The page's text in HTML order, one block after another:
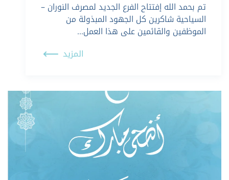
تم بحمد الله إفتتاح الفرع الجديد لمصرف النوران –
السياحية شاكرين كل الجهود المبذولة من
الموظفين والقائمين على هذا العمل…
المزيد